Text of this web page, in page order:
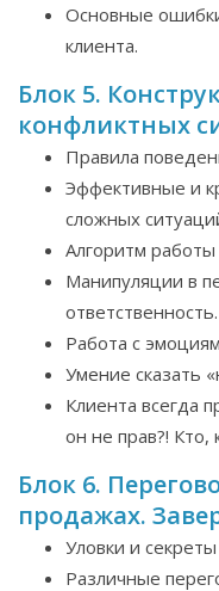
Основные
клиента.
Блок 5.
конфликтных
Правила
Эффективные и
сложных
Алгоритм
Манипуляции в
ответственность.
Работа с
Умение сказать
Клиента всегда
он не прав?! Кто,
Блок 6.
продажах.
Уловки и
Различные